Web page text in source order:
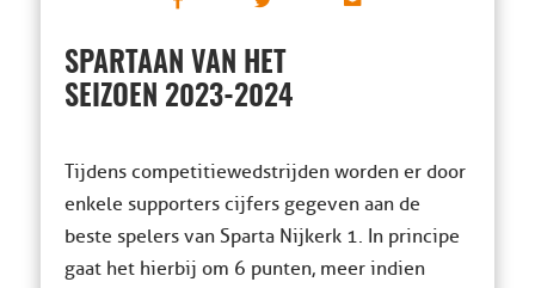
SPARTAAN VAN HET
SEIZOEN 2023-2024
Tijdens competitiewedstrijden worden er door
enkele supporters cijfers gegeven aan de
beste spelers van Sparta Nijkerk 1. In principe
gaat het hierbij om 6 punten, meer indien